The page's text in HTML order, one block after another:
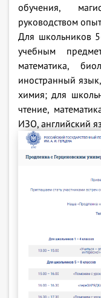
обучения,
руководством
Для школьников
учебным
математика,
иностранный
химия; для
чтение,
ИЗО, английский